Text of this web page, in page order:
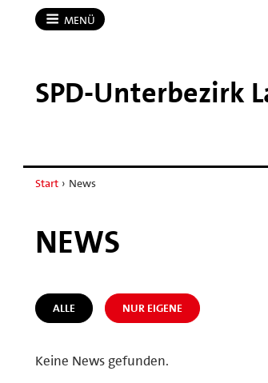
MENÜ
SPD-​Unterbezirk
Start › News
NEWS
ALLE NUR EIGENE
Keine News gefunden.